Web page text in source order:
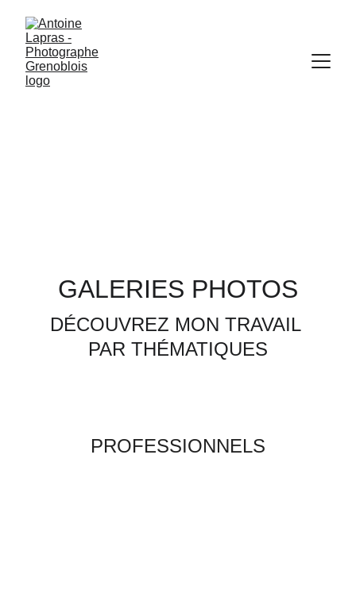
GALERIES PHOTOS
DÉCOUVREZ MON TRAVAIL
PAR THÉMATIQUES
PROFESSIONNELS